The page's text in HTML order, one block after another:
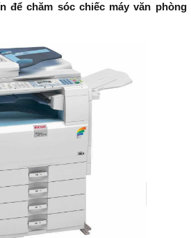
để chăm sóc chiếc máy văn phòng